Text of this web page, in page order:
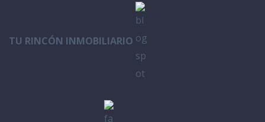
TU RINCÓN INMOBILIARIO